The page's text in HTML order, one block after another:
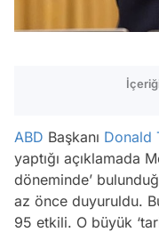
ABD Başkanı Donald
yaptığı açıklamada
döneminde’
az önce duyuruldu.
95 etkili. O büyük